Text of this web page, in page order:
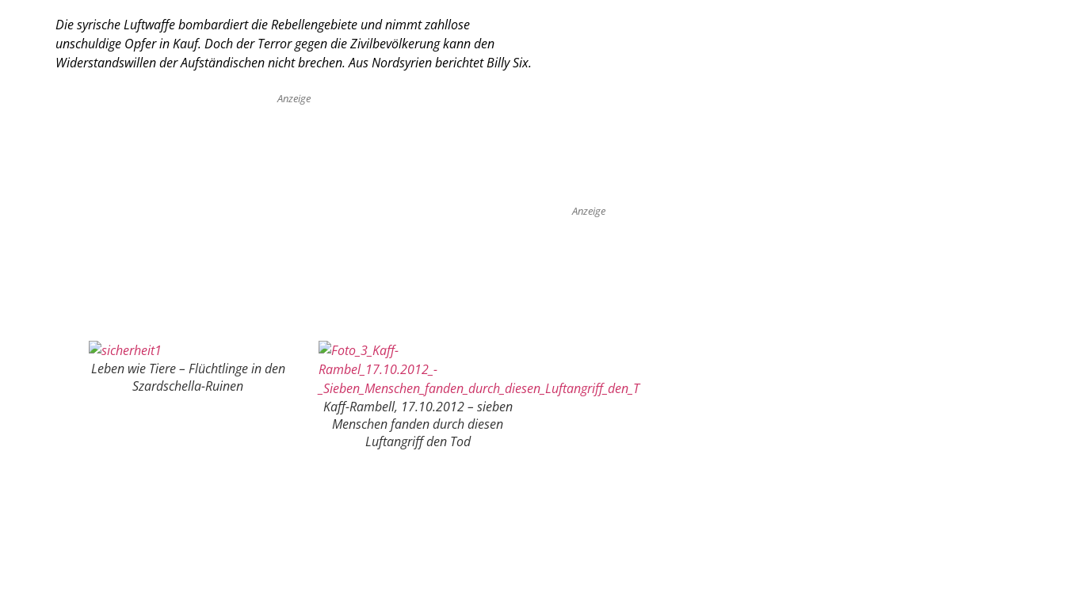
Die syrische Luftwaffe bombardiert die Rebellengebiete und nimmt zahllose
unschuldige Opfer in Kauf. Doch der Terror gegen die Zivilbevölkerung kann den
Widerstandswillen der Aufständischen nicht brechen.Aus Nordsyrien berichtet Billy Six.
Anzeige
Kaff-Rambell, 17.10.2012 – sieben
Menschen fanden durch diesen
Luftangriff den Tod
Leben wie Tiere – Flüchtlinge in den
Szardschella-Ruinen
Anzeige